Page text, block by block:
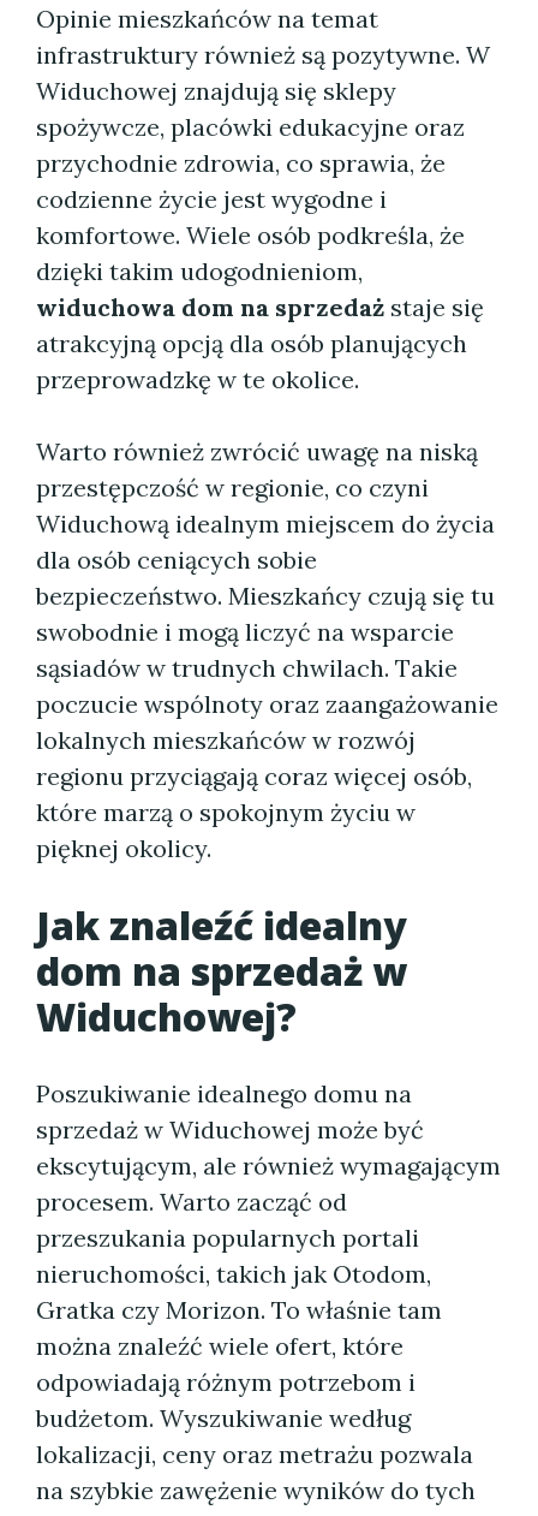
Opinie mieszkańców na temat
infrastruktury również są pozytywne. W
Widuchowej znajdują się sklepy
spożywcze, placówki edukacyjne oraz
przychodnie zdrowia, co sprawia, że
codzienne życie jest wygodne i
komfortowe. Wiele osób podkreśla, że
dzięki takim udogodnieniom,
widuchowa dom na sprzedaż staje się
atrakcyjną opcją dla osób planujących
przeprowadzkę w te okolice.
Warto również zwrócić uwagę na niską
przestępczość w regionie, co czyni
Widuchową idealnym miejscem do życia
dla osób ceniących sobie
bezpieczeństwo. Mieszkańcy czują się tu
swobodnie i mogą liczyć na wsparcie
sąsiadów w trudnych chwilach. Takie
poczucie wspólnoty oraz zaangażowanie
lokalnych mieszkańców w rozwój
regionu przyciągają coraz więcej osób,
które marzą o spokojnym życiu w
pięknej okolicy.
Jak znaleźć idealny
dom na sprzedaż w
Widuchowej?
Poszukiwanie idealnego domu na
sprzedaż w Widuchowej może być
ekscytującym, ale również wymagającym
procesem. Warto zacząć od
przeszukania popularnych portali
nieruchomości, takich jak Otodom,
Gratka czy Morizon. To właśnie tam
można znaleźć wiele ofert, które
odpowiadają różnym potrzebom i
budżetom. Wyszukiwanie według
lokalizacji, ceny oraz metrażu pozwala
na szybkie zawężenie wyników do tych